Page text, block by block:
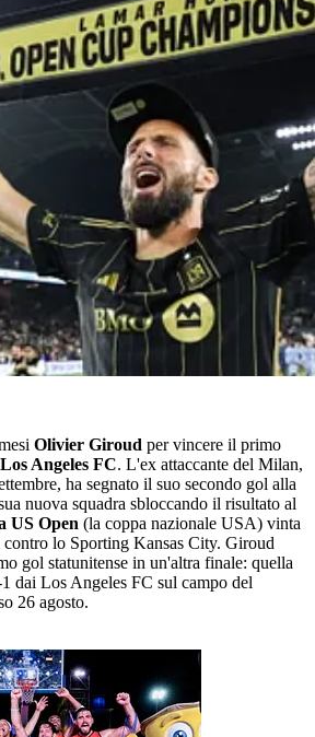
Olivier Giroud per vincere il primo
Los Angeles FC. L'ex attaccante del Milan,
ha segnato il suo secondo gol alla
nuova squadra sbloccando il risultato al
US Open (la coppa nazionale USA) vinta
lo Sporting Kansas City. Giroud
gol statunitense in un'altra finale: quella
dai Los Angeles FC sul campo del
26 agosto.